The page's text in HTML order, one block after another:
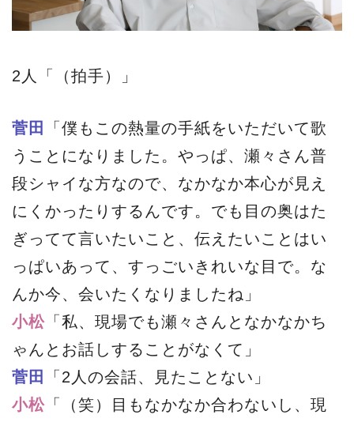
2人「（拍手）」
菅田
「僕もこの熱量の手紙をいただいて歌
うことになりました。やっぱ、瀬々さん普
段シャイな方なので、なかなか本心が見え
にくかったりするんです。でも目の奥はた
ぎってて言いたいこと、伝えたいことはい
っぱいあって、すっごいきれいな目で。な
んか今、会いたくなりましたね」
小松「私、現場でも瀬々さんとなかなかち
ゃんとお話しすることがなくて」
菅田
「2人の会話、見たことない」
小松「（笑）目もなかなか合わないし、現